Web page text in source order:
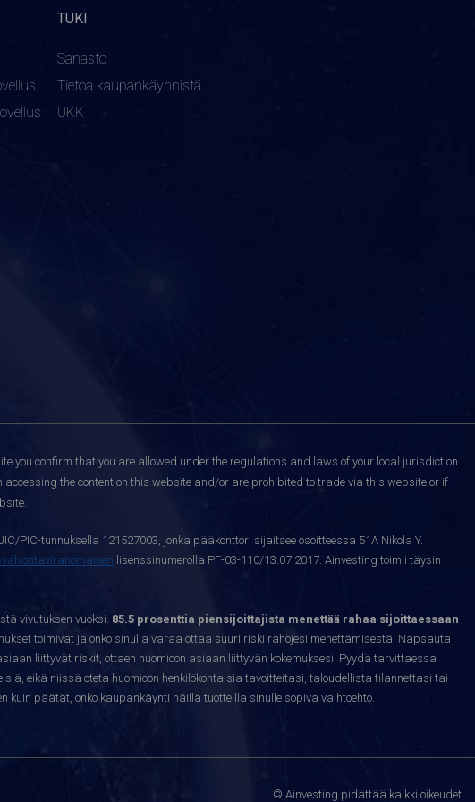
TUKI
Sanasto
Tietoa kaupankäynnistä
UKK
you confirm that you are allowed under the regulations and laws of your local jurisdiction
the content on this website and/or are prohibited to trade via this website or if
PIC-tunnuksella 121527003, jonka pääkonttori sijaitsee osoitteessa 51A Nikola Y.
lisenssinumerolla РГ-03-110/13.07.2017. Ainvesting toimii täysin
vivutuksen vuoksi. 85.5 prosenttia piensijoittajista menettää rahaa sijoittaessaan
toimivat ja onko sinulla varaa ottaa suuri riski rahojesi menettämisestä. Napsauta
liittyvät riskit, ottaen huomioon asiaan liittyvän kokemuksesi. Pyydä tarvittaessa
eikä niissä oteta huomioon henkilökohtaisia tavoitteitasi, taloudellista tilannettasi tai
päätät, onko kaupankäynti näillä tuotteilla sinulle sopiva vaihtoehto.
© Ainvesting pidättää kaikki oikeudet